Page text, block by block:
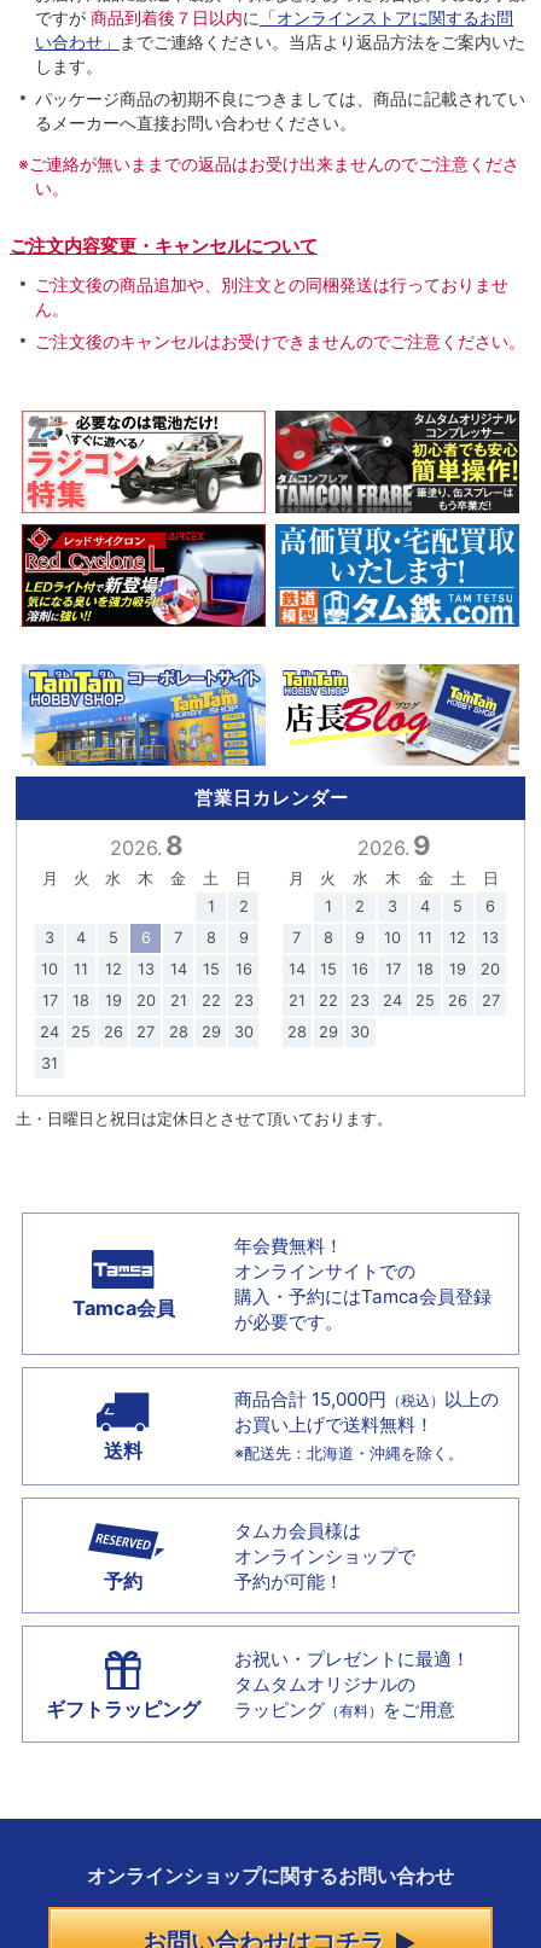
ですが 商品到着後７日以内に 「オンラインストアに関するお問
い合わせ」
までご連絡ください。当店より返品方法をご案内いた
します。
パッケージ商品の初期不良につきましては、商品に記載されてい
るメーカーへ直接お問い合わせください。
※ご連絡が無いままでの返品はお受け出来ませんのでご注意くださ
い。
ご注文内容変更・キャンセルについて
ご注文後の商品追加や、別注文との同梱発送は行っておりませ
ん。
ご注文後のキャンセルはお受けできませんのでご注意ください。
営業日カレンダー
2026. 8
月 火 水 木 金 土
日
1
2
3
4 5 6 7 8
9
10
11 12 13 14 15
16
17
18 19 20 21 22
23
24
25 26 27 28 29
30
31
2026. 9
月 火 水 木 金 土
日
1
2 3 4 5
6
7
8 9 10 11 12
13
14
15 16 17 18 19
20
21
22 23 24 25 26
27
28
29 30
土・日曜日と祝日は定休日とさせて頂いております。
Tamca会員
年会費無料！
オンラインサイトでの
購入・予約にはTamca会員登録
が必要です。
送料
商品合計 15,000円 （税込） 以上の
お買い上げで送料無料！
※配送先：北海道・沖縄を除く。
予約
タムカ会員様は
オンラインショップで
予約が可能！
ギフトラッピング
お祝い・プレゼントに最適！
タムタムオリジナルの
ラッピング （有料） をご用意
オンラインショップに関するお問い合わせ
お問い合わせはコチラ